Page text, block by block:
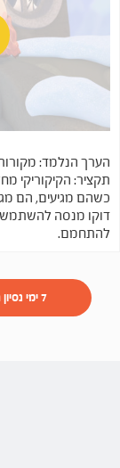
הערך הנלמד:
תקציר: הקיקוריקי
כשהם מגיעים, הם
דוקו מנסה להשתמש
להתחמם.
7 ימי נסיון חינם